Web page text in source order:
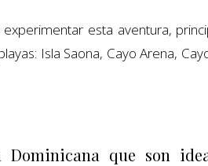
esta aventura,
Isla Saona, Cayo Arena,
que son